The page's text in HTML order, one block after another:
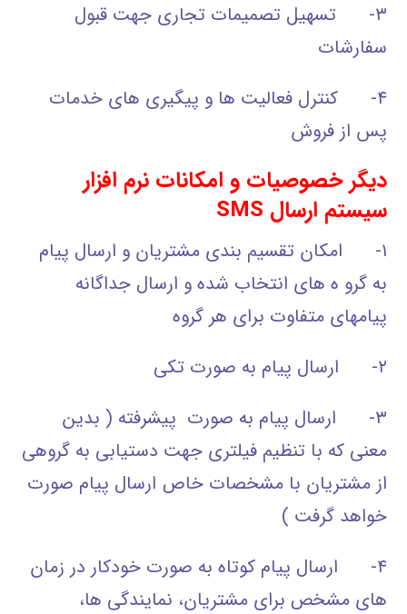
۳- تسهیل تصمیمات تجاری جهت قبول
سفارشات
۴- کنترل فعالیت ها و پیگیری های خدمات
پس از فروش
دیگر خصوصیات و امکانات نرم افزار
سیستم ارسال SMS
۱- امکان تقسیم بندی مشتریان و ارسال پیام
به گرو ه های انتخاب شده و ارسال جداگانه
پیامهای متفاوت برای هر گروه
۲- ارسال پیام به صورت تکی
۳- ارسال پیام به صورت پیشرفته ( بدین
معنی که با تنظیم فیلتری جهت دستیابی به گروهی
از مشتریان با مشخصات خاص ارسال پیام صورت
خواهد گرفت )
۴- ارسال پیام کوتاه به صورت خودکار در زمان
های مشخص برای مشتریان، نمایندگی ها،